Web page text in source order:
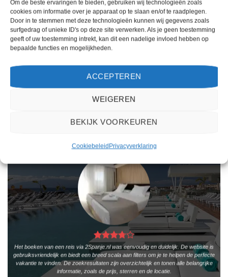
Om de beste ervaringen te bieden, gebruiken wij technologieën zoals
cookies om informatie over je apparaat op te slaan en/of te raadplegen.
Door in te stemmen met deze technologieën kunnen wij gegevens zoals
surfgedrag of unieke ID's op deze site verwerken. Als je geen toestemming
geeft of uw toestemming intrekt, kan dit een nadelige invloed hebben op
bepaalde functies en mogelijkheden.
ACCEPTEREN
WEIGEREN
BEKIJK VOORKEUREN
CookiebeleidPrivacyverklaring
Gewaardeerd
3uit 5
€648,00
Osiris is een 3 sterren
accommodatie in San Antonio. U
boekt deze reis direct bij onze
partner TUI. Nu vanaf EUR 648.00
per persoon.
Gewaardeerd
4uit 5
€913,00
Riomar is een 4 sterren
accommodatie in Santa Eulalia. U
boekt deze reis direct bij onze
partner TUI. Nu vanaf EUR 913.00
WAT ZE OVER ONS ZEGGEN
Het boeken van een reis via 2Spanje.nl was eenvoudig en duidelijk. De website is
gebruiksvriendelijk en biedt een breed scala aan filters om je te helpen de perfecte
vakantie te vinden. De zoekresultaten zijn overzichtelijk en tonen alle belangrijke
informatie, zoals de prijs, sterren en de locatie.